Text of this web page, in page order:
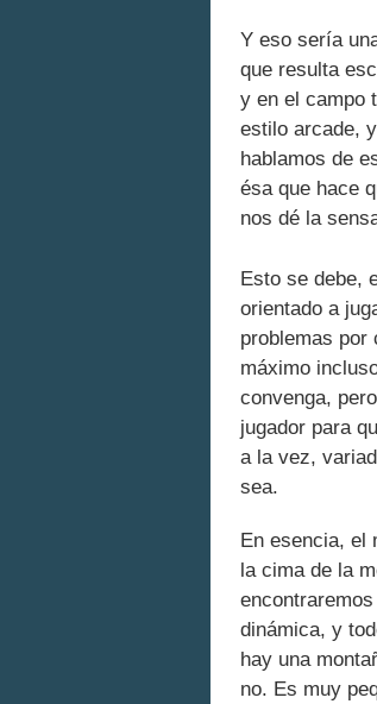
Y eso sería
que resulta
y en el campo
estilo arcade,
hablamos de
ésa que hace
nos dé la
Esto se debe,
orientado a
problemas por
máximo
convenga,
jugador para
a la vez,
sea.
En esencia, el
la cima de la
dinámica, y
hay una
no. Es muy